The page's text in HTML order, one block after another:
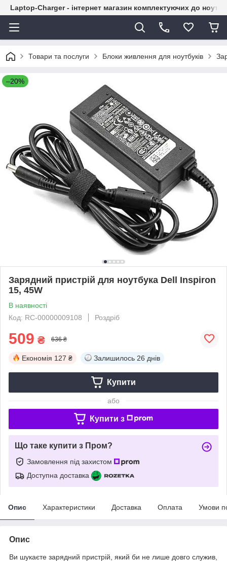
Laptop-Charger - інтернет магазин комплектуючих до
Товари та послуги Блоки живлення для ноутбуків
–20%
Зарядний пристрій для ноутбука Dell Inspiron
15, 45W
В наявності
Код: RC-00000009108
Роздріб
509 ₴ 636 ₴
Економія 127 ₴ Залишилось 26 днів
Купити
або
Купити з
Що таке купити з Пром?
Замовлення під захистом
Доступна доставка
Опис Характеристики Доставка Оплата Умови
Опис
Ви шукаєте зарядний пристрій, який би не лише довго служив,